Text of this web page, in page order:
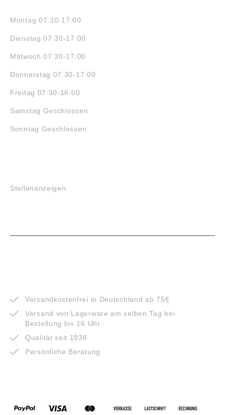
Montag 07:30-17:00
Dienstag 07:30-17:00
Mittwoch 07:30-17:00
Donnerstag 07:30-17:00
Freitag 07:30-16:00
Samstag Geschlossen
Sonntag Geschlossen
Stellenanzeigen
Versandkostenfrei in Deutschland ab 75€
Versand von Lagerware am selben Tag bei
Bestellung bis 16 Uhr
Qualität seit 1938
Persönliche Beratung